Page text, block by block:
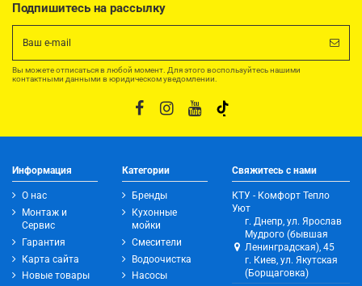
Подпишитесь на рассылку
Вы можете отписаться в любой момент. Для этого воспользуйтесь нашими
контактными данными в юридическом уведомлении.
Информация
О нас
Монтаж и
Сервис
Гарантия
Карта сайта
Новые товары
Категории
Бренды
Кухонные
мойки
Смесители
Водоочистка
Насосы
Свяжитесь с нами
КТУ - Комфорт Тепло
Уют
г. Днепр, ул. Ярослав
Мудрого (бывшая
Ленинградская), 45
г. Киев, ул. Якутская
(Борщаговка)